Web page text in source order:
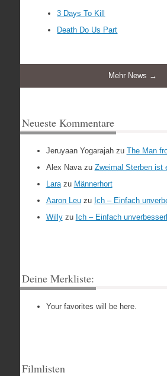
3 Days To Kill
Death Do Us Part
Mehr News →
Neueste Kommentare
Jeruyaan Yogarajahzu The Man
Alex Navazu Zweimal Sterben ist
Larazu Männerhort
Aaron Leuzu Ich – Einfach
Willyzu Ich – Einfach
Deine Merkliste:
Your favorites will be here.
Filmlisten